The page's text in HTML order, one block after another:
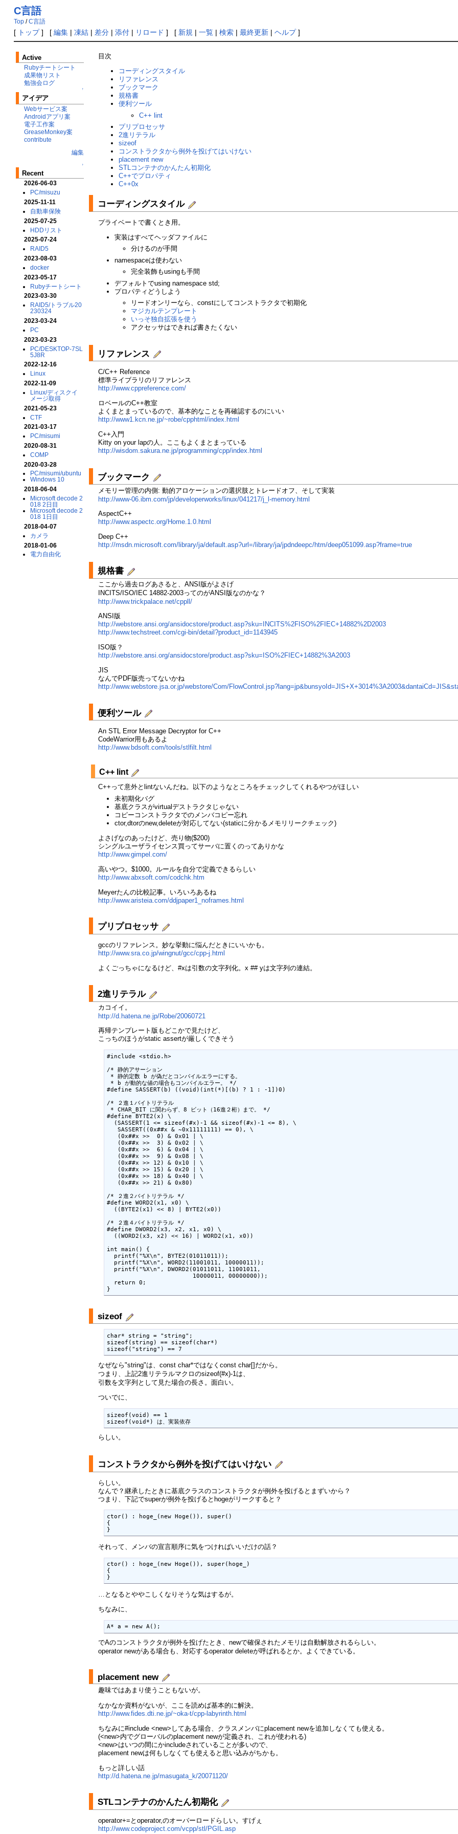
C言語
Top/C言語
[ トップ] [ 編集| 凍結| 差分| 添付| リロード ] [ 新規 | 一覧| 検索| 最終更新| ヘルプ]
Active
Rubyチートシート
成果物リスト
勉強会ログ
↑
アイデア
Webサービス案
Androidアプリ案
電子工作案
GreaseMonkey案
contribute
編集
↑
Recent
2026-06-03
PC/misuzu
2025-11-11
自動車保険
2025-07-25
HDDリスト
2025-07-24
RAID5
2023-08-03
docker
2023-05-17
Rubyチートシート
2023-03-30
RAID5/トラブル20
230324
2023-03-24
PC
2023-03-23
PC/DESKTOP-7SL
5J8R
2022-12-16
Linux
2022-11-09
Linux/ディスクイ
メージ取得
2021-05-23
CTF
2021-03-17
PC/misumi
2020-08-31
COMP
2020-03-28
PC/misumi/ubuntu
Windows 10
2018-06-04
Microsoft decode 2
018 2日目
Microsoft decode 2
018 1日目
2018-04-07
カメラ
2018-01-06
電力自由化
目次
コーディングスタイル
リファレンス
ブックマーク
規格書
便利ツール
C++ lint
プリプロセッサ
2進リテラル
sizeof
コンストラクタから例外を投げてはいけない
placement new
STLコンテナのかんたん初期化
C++でプロパティ
C++0x
コーディングスタイル
プライベートで書くとき用。
実装はすべてヘッダファイルに
分けるのが手間
namespaceは使わない
完全装飾もusingも手間
デフォルトでusing namespace std;
プロパティどうしよう
リードオンリーなら、constにしてコンストラクタで初期化
マジカルテンプレート
いっそ独自拡張を使う
アクセッサはできれば書きたくない
リファレンス
C/C++ Reference
標準ライブラリのリファレンス
http://www.cppreference.com/
ロベールのC++教室
よくまとまっているので、基本的なことを再確認するのにいい
http://www1.kcn.ne.jp/~robe/cpphtml/index.html
C++入門
Kitty on your lapの人。ここもよくまとまっている
http://wisdom.sakura.ne.jp/programming/cpp/index.html
ブックマーク
メモリー管理の内側: 動的アロケーションの選択肢とトレードオフ、そして実装
http://www-06.ibm.com/jp/developerworks/linux/041217/j_l-memory.html
AspectC++
http://www.aspectc.org/Home.1.0.html
Deep C++
http://msdn.microsoft.com/library/ja/default.asp?url=/library/ja/jpdndeepc/htm/deep051099.asp?frame=true
規格書
ここから過去ログあさると、ANSI版がよさげ
INCITS/ISO/IEC 14882-2003ってのがANSI版なのかな？
http://www.trickpalace.net/cppll/
ANSI版
http://webstore.ansi.org/ansidocstore/product.asp?sku=INCITS%2FISO%2FIEC+14882%2D2003
http://www.techstreet.com/cgi-bin/detail?product_id=1143945
ISO版？
http://webstore.ansi.org/ansidocstore/product.asp?sku=ISO%2FIEC+14882%3A2003
JIS
なんでPDF版売ってないかね
http://www.webstore.jsa.or.jp/webstore/Com/
便利ツール
An STL Error Message Decryptor for C++
CodeWarrior用もあるよ
http://www.bdsoft.com/tools/stlfilt.html
C++ lint
C++って意外とlintないんだね。以下のようなところをチェックしてくれるやつがほしい
未初期化バグ
基底クラスがvirtualデストラクタじゃない
コピーコンストラクタでのメンバコピー忘れ
ctor,dtorのnew,deleteが対応してない(staticに分かるメモリリークチェック)
よさげなのあったけど、売り物($200)
シングルユーザライセンス買ってサーバに置くのってありかな
http://www.gimpel.com/
高いやつ。$1000。ルールを自分で定義できるらしい
http://www.abxsoft.com/codchk.htm
Meyerたんの比較記事。いろいろあるね
http://www.aristeia.com/ddjpaper1_noframes.html
プリプロセッサ
gccのリファレンス。妙な挙動に悩んだときにいいかも。
http://www.sra.co.jp/wingnut/gcc/cpp-j.html
よくごっちゃになるけど、#xは引数の文字列化。x ## yは文字列の連結。
2進リテラル
カコイイ。
http://d.hatena.ne.jp/Robe/20060721
再帰テンプレート版もどこかで見たけど、
こっちのほうがstatic assertが厳しくできそう
#include <stdio.h>
/* 静的アサーション
* 静的定数 b が偽だとコンパイルエラーにする。
* b が動的な値の場合もコンパイルエラー。 */
#define SASSERT(b) ((void)(int(*)[(b) ? 1 : -1])0)
/* ２進１バイトリテラル
* CHAR_BIT に関わらず、8 ビット（16進２桁）まで。 */
#define BYTE2(x) \
  (SASSERT(1 <= sizeof(#x)-1 && sizeof(#x)-1 <= 8), \
   SASSERT((0x##x & ~0x11111111) == 0), \
   (0x##x >>  0) & 0x01 | \
   (0x##x >>  3) & 0x02 | \
   (0x##x >>  6) & 0x04 | \
   (0x##x >>  9) & 0x08 | \
   (0x##x >> 12) & 0x10 | \
   (0x##x >> 15) & 0x20 | \
   (0x##x >> 18) & 0x40 | \
   (0x##x >> 21) & 0x80)
/* ２進２バイトリテラル */
#define WORD2(x1, x0) \
  ((BYTE2(x1) << 8) | BYTE2(x0))
/* ２進４バイトリテラル */
#define DWORD2(x3, x2, x1, x0) \
  ((WORD2(x3, x2) << 16) | WORD2(x1, x0))
int main() {
  printf("%X\n", BYTE2(01011011));
  printf("%X\n", WORD2(11001011, 10000011));
  printf("%X\n", DWORD2(01011011, 11001011,
                        10000011, 00000000));
  return 0;
sizeof
char* string = "string";
sizeof(string) == sizeof(char*)
なぜなら"string"は、const char*ではなくconst char[]だから。
つまり、上記2進リテラルマクロのsizeof(#x)-1は、
引数を文字列として見た場合の長さ。面白い。
ついでに、
sizeof(void) == 1
らしい。
コンストラクタから例外を投げてはいけない
らしい。
なんで？継承したときに基底クラスのコンストラクタが例外を投げるとまずいから？
つまり、下記でsuperが例外を投げるとhogeがリークすると？
ctor() : hoge_(new Hoge()), super()
{
それって、メンバの宣言順序に気をつければいいだけの話？
ctor() : hoge_(new Hoge()), super(hoge_)
{
…となるとややこしくなりそうな気はするが。
ちなみに、
でAのコンストラクタが例外を投げたとき、newで確保されたメモリは自動解放されるらしい。
operator newがある場合も、対応するoperator deleteが呼ばれるとか。よくできている。
placement new
趣味ではあまり使うこともないが。
なかなか資料がないが、ここを読めば基本的に解決。
http://www.fides.dti.ne.jp/~oka-t/cpp-labyrinth.html
ちなみに#include <new>してある場合、クラスメンバにplacement newを追加しなくても使える。
(<new>内でグローバルのplacement newが定義され、これが使われる)
<new>はいつの間にかincludeされていることが多いので、
placement newは何もしなくても使えると思い込みがちかも。
もっと詳しい話
http://d.hatena.ne.jp/masugata_k/20071120/
STLコンテナのかんたん初期化
operator+=とoperator,のオーバーロードらしい。すげぇ
http://www.codeproject.com/vcpp/stl/PGIL.asp